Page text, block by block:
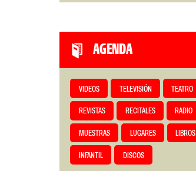
AGENDA
VIDEOS TELEVISIÓN TEATRO
REVISTAS RECITALES RADIO
MUESTRAS LUGARES LIBROS
INFANTIL DISCOS